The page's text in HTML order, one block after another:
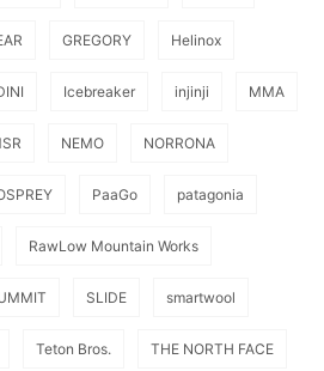
GREGORY Helinox
Icebreaker injinji MMA
NEMO NORRONA
PaaGo patagonia
RawLow Mountain Works
SLIDE smartwool
Teton Bros. THE NORTH FACE